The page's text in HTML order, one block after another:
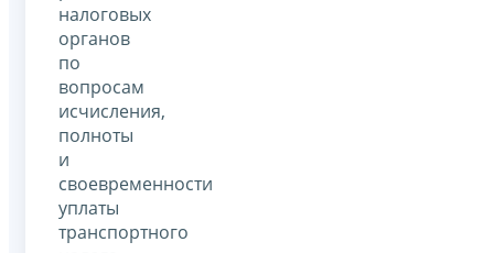
налоговых
органов
по
вопросам
исчисления,
полноты
и
своевременности
уплаты
транспортного